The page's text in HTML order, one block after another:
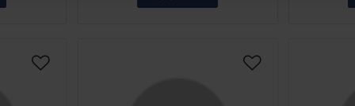
Lägg till i önskelista Lägg till i önskelista